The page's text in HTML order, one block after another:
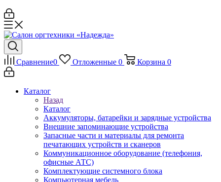
Сравнение0 Отложенные 0 Корзина 0
Каталог
Назад
Каталог
Аккумуляторы, батарейки и зарядные устройства
Внешние запоминающие устройства
Запасные части и материалы для ремонта
печатающих устройств и сканеров
Коммуникационное оборудование (телефония,
офисные АТС)
Комплектующие системного блока
Компьютерная мебель